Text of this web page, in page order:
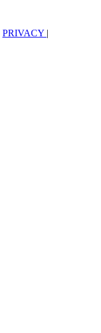
PRIVACY |